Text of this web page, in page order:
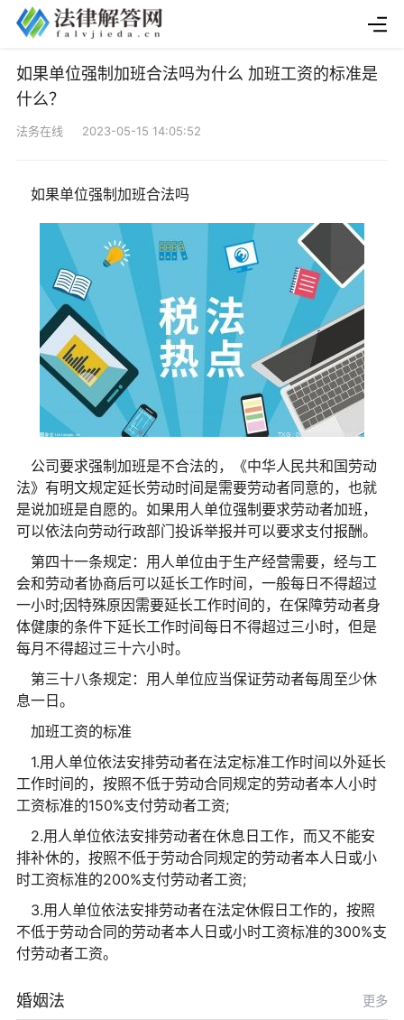
如果单位强制加班合法吗为什么 加班工资的标准是
什么？
法务在线 2023-05-15 14:05:52
如果单位强制加班合法吗
公司要求强制加班是不合法的，《中华人民共和国劳动
法》有明文规定延长劳动时间是需要劳动者同意的，也就
是说加班是自愿的。如果用人单位强制要求劳动者加班，
可以依法向劳动行政部门投诉举报并可以要求支付报酬。
第四十一条规定：用人单位由于生产经营需要，经与工
会和劳动者协商后可以延长工作时间，一般每日不得超过
一小时;因特殊原因需要延长工作时间的，在保障劳动者身
体健康的条件下延长工作时间每日不得超过三小时，但是
每月不得超过三十六小时。
第三十八条规定：用人单位应当保证劳动者每周至少休
息一日。
加班工资的标准
1.用人单位依法安排劳动者在法定标准工作时间以外延长
工作时间的，按照不低于劳动合同规定的劳动者本人小时
工资标准的150%支付劳动者工资;
2.用人单位依法安排劳动者在休息日工作，而又不能安
排补休的，按照不低于劳动合同规定的劳动者本人日或小
时工资标准的200%支付劳动者工资;
3.用人单位依法安排劳动者在法定休假日工作的，按照
不低于劳动合同的劳动者本人日或小时工资标准的300%支
付劳动者工资。
婚姻法 更多